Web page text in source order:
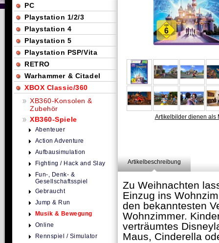
Artikelbilder dienen als
Artikelbeschreibung
Zu Weihnachten
Einzug ins
den bekanntesten
Wohnzimmer.
verträumtes
Maus, Cinderella
PC
Playstation 1/2/3
Playstation 4
Playstation 5
Playstation PSP/Vita
RETRO
Warhammer & Citadel
XBOX Classic/360
XB360-Konsolen &
Zubehör
XB360-Spiele
Abenteuer
Action Adventure
Aufbausimulation
Fighting / Hack and Slay
Fun-, Denk- &
Gesellschaftsspiel
Gebraucht
Jump & Run
Musik & Bewegung
Online
Rennspiel / Simulator